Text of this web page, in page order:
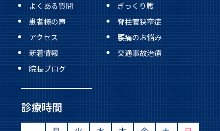
よくある質問
患者様の声
アクセス
新着情報
ぎっくり腰
脊柱管狭窄症
腰痛のお悩み
交通事故治療
院長ブログ
診療時間